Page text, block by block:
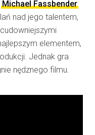
Michael Fassbender
nad jego talentem,
elementem,
Jednak gra
nędznego filmu.